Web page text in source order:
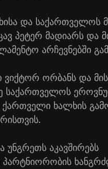
და საქართველოს
პეტერ მადიარს და
არჩევნებში
ორბანს და
საქართველოს
ქართველი ხალხის
აკავშირებს